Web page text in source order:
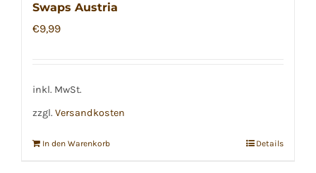
Swaps Austria
€9,99
inkl. MwSt.
zzgl. Versandkosten
In den Warenkorb Details